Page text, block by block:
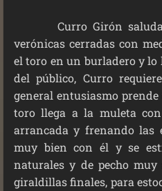
Curro Girón saluda
verónicas cerradas con
el toro en un burladero y
del público, Curro
general entusiasmo
toro llega a la muleta
arrancada y frenando las
muy bien con él y se
naturales y de pecho
giraldillas finales, para